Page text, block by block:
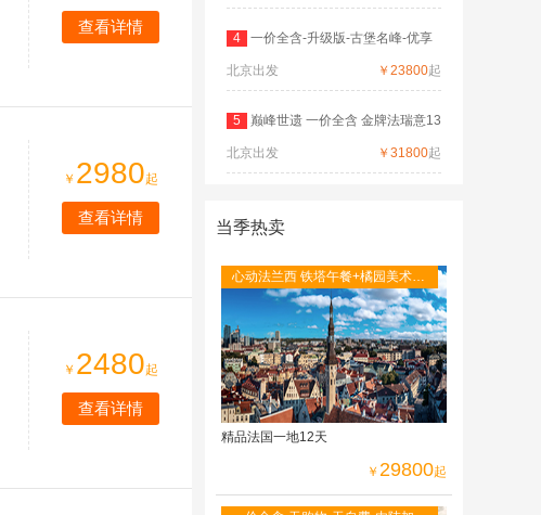
查看详情
￥ 2980起
查看详情
￥ 2480起
查看详情
4 一价全含-升级版-古堡名峰-优享
德
北京出发 ￥23800起
5 巅峰世遗 一价全含 金牌法瑞意13
日
北京出发 ￥31800起
当季热卖
心动法兰西 铁塔午餐+橘园美术馆
+圣米歇尔山+图卢茨航空馆+卡尔
卡松城堡
精品法国一地12天
￥ 29800起